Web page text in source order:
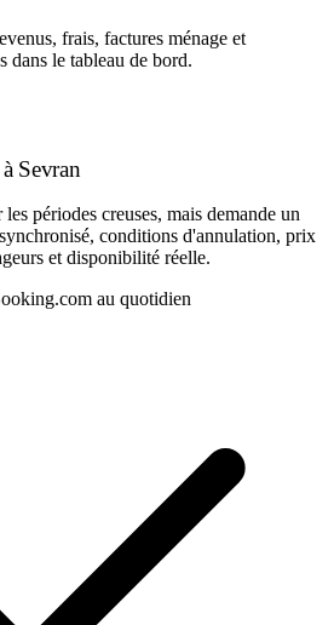
frais, factures ménage et
dans le tableau de bord.
Sevran
périodes creuses, mais demande un
conditions d'annulation, prix
et disponibilité réelle.
au quotidien